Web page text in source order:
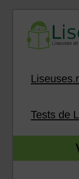
Tests de